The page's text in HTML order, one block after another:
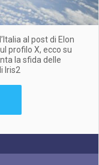
al post di Elon
profilo X, ecco su
la sfida delle
Iris2